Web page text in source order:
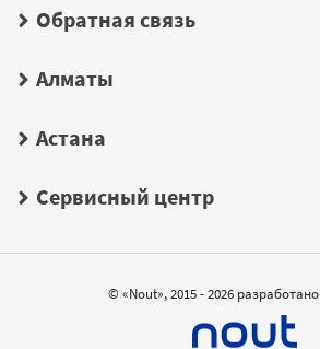
Обратная связь
Алматы
Астана
Сервисный центр
© «Nout», 2015 - 2026 разработано